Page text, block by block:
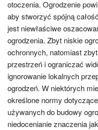
otoczenia. Ogrodzenie
aby stworzyć spójną
jest niewłaściwe
ogrodzenia. Zbyt niskie
ochronnych, natomiast
przestrzeń i ograniczać
ignorowanie lokalnych
ogrodzeń. W niektórych
określone normy
używanych do budowy
niedocenianie znaczenia